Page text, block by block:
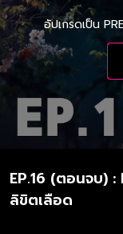
อัปเกรดเป็น
EP.16 (ตอนจบ)
ลิขิตเลือด